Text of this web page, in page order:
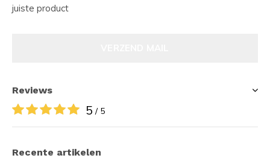
juiste product
Reviews
5 / 5
Recente artikelen